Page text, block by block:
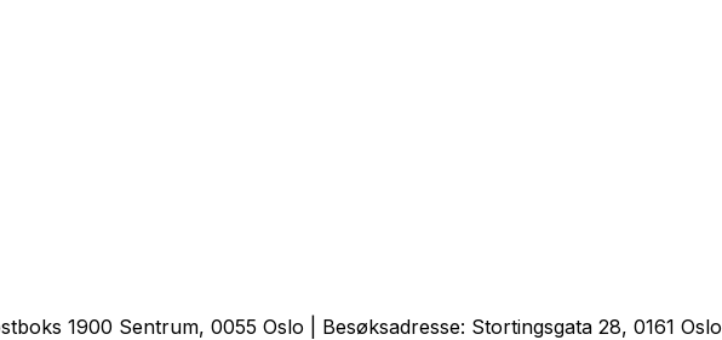
1900 Sentrum, 0055 Oslo | Besøksadresse: Stortingsgata 28, 0161 Oslo